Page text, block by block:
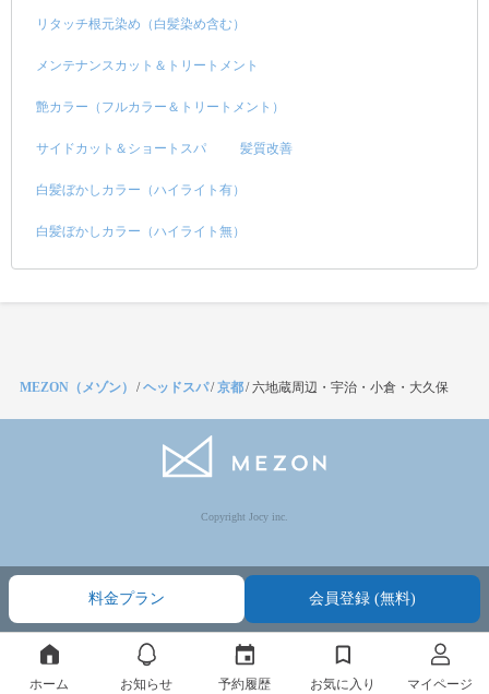
リタッチ根元染め（白髪染め含む）
メンテナンスカット＆トリートメント
艶カラー（フルカラー＆トリートメント）
サイドカット＆ショートスパ 髪質改善
白髪ぼかしカラー（ハイライト有）
白髪ぼかしカラー（ハイライト無）
料金プラン 会員登録 (無料)
MEZON（メゾン） /ヘッドスパ/京都/六地蔵周辺・宇治・小倉・大久保
Copyright Jocy inc.
ホーム お知らせ 予約履歴 お気に入り マイページ